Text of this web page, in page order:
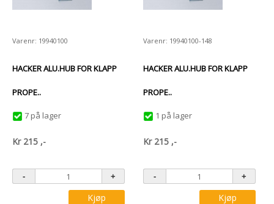
Varenr: 19940100
HACKER ALU.HUB FOR KLAPP
PROPE..
7 på lager
Kr 215 ,-
Kjøp
Varenr: 19940100-148
HACKER ALU.HUB FOR KLAPP
PROPE..
1 på lager
Kr 215 ,-
Kjøp